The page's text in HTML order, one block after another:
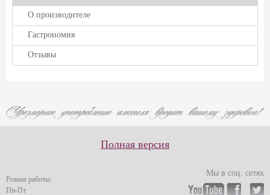
О производителе
Гастрономия
Отзывы
Полная версия
Режим работы:
Пн-Пт
Мы в соц. сетях